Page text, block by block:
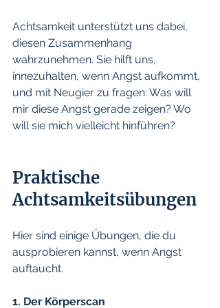
Achtsamkeit unterstützt uns dabei,
diesen Zusammenhang
wahrzunehmen. Sie hilft uns,
innezuhalten, wenn Angst aufkommt,
und mit Neugier zu fragen: Was will
mir diese Angst gerade zeigen? Wo
will sie mich vielleicht hinführen?
Praktische
Achtsamkeitsübungen
Hier sind einige Übungen, die du
ausprobieren kannst, wenn Angst
auftaucht.
1. Der Körperscan